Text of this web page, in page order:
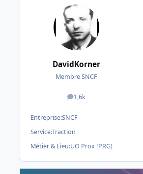
DavidKorner
Membre SNCF
1,6k
messages
Entreprise:SNCF
Service:Traction
Métier & Lieu:UO Prox [PRG]